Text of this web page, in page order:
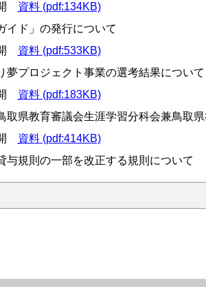
資料 (pdf:134KB)
ド」の発行について
資料 (pdf:533KB)
プロジェクト事業の選考結果について
資料 (pdf:183KB)
県教育審議会生涯学習分科会兼鳥取県
資料 (pdf:414KB)
規則の一部を改正する規則について